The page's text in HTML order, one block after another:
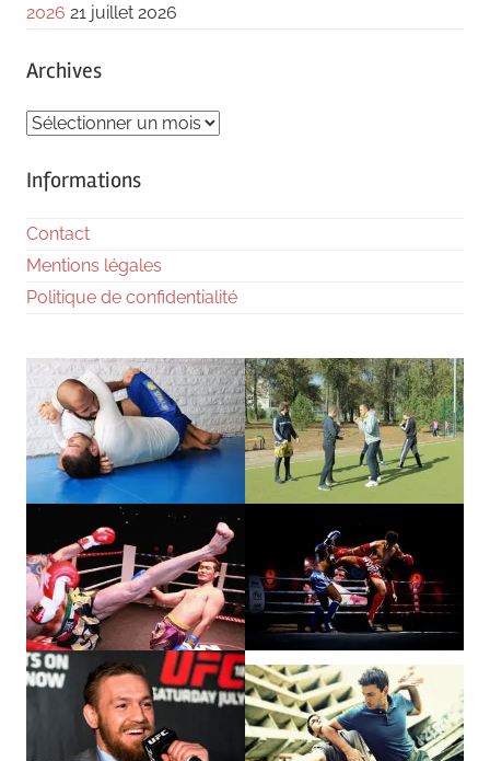
2026 21 juillet 2026
Archives
Archives
Informations
Contact
Mentions légales
Politique de confidentialité